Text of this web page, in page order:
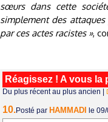
sœurs dans cette
simplement des
par ces actes racistes »,
Réagissez ! A vous la
Du plus récent au plus ancien
10.Posté par HAMMADI le